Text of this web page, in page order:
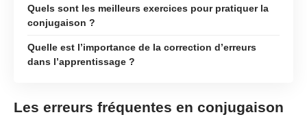
Quels sont les meilleurs exercices pour pratiquer la
conjugaison ?
Quelle est l’importance de la correction d’erreurs
dans l’apprentissage ?
Les erreurs fréquentes en conjugaison